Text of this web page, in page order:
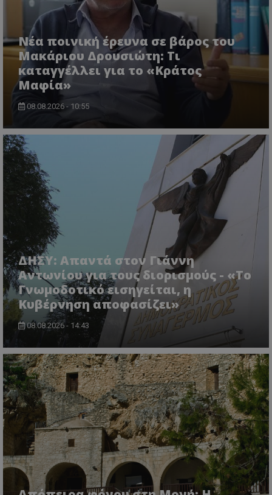
Νέα ποινική έρευνα σε βάρος του
Μακάριου Δρουσιώτη: Τι
καταγγέλλει για το «Κράτος
Μαφία»
08.08.2026 - 10:55
ΔΗΣΥ: Απαντά στον Γιάννη
Αντωνίου για τους διορισμούς - «Το
Γνωμοδοτικό εισηγείται, η
Κυβέρνηση αποφασίζει»
08.08.2026 - 14:43